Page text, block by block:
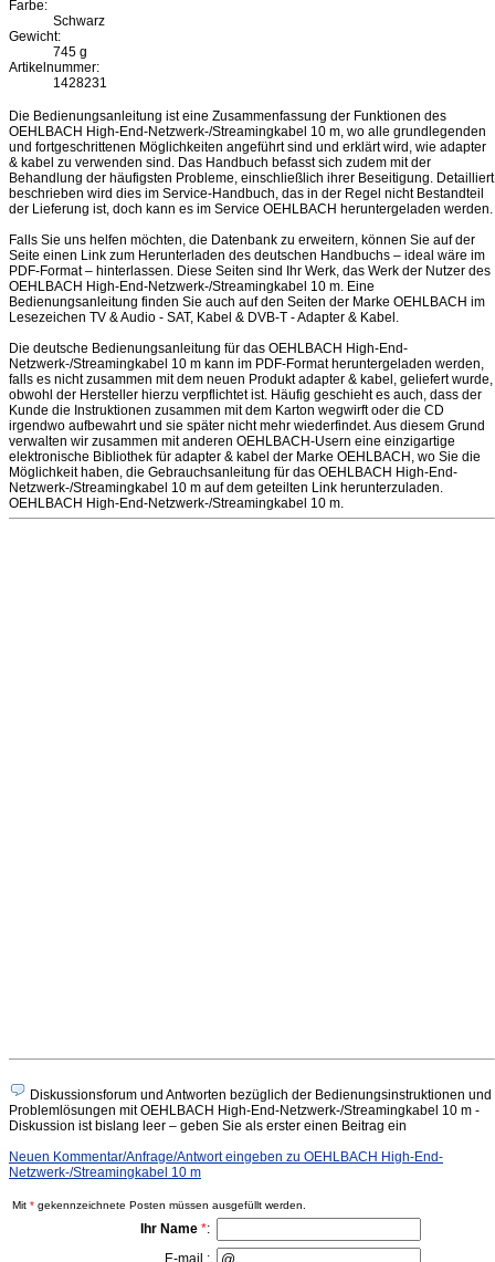
Farbe:
Schwarz
Gewicht:
745 g
Artikelnummer:
1428231
Die Bedienungsanleitung ist eine Zusammenfassung der Funktionen des
OEHLBACH High-End-Netzwerk-/Streamingkabel 10 m, wo alle grundlegenden
und fortgeschrittenen Möglichkeiten angeführt sind und erklärt wird, wie adapter
& kabel zu verwenden sind. Das Handbuch befasst sich zudem mit der
Behandlung der häufigsten Probleme, einschließlich ihrer Beseitigung. Detailliert
beschrieben wird dies im Service-Handbuch, das in der Regel nicht Bestandteil
der Lieferung ist, doch kann es im Service OEHLBACH heruntergeladen werden.
Falls Sie uns helfen möchten, die Datenbank zu erweitern, können Sie auf der
Seite einen Link zum Herunterladen des deutschen Handbuchs – ideal wäre im
PDF-Format – hinterlassen. Diese Seiten sind Ihr Werk, das Werk der Nutzer des
OEHLBACH High-End-Netzwerk-/Streamingkabel 10 m. Eine
Bedienungsanleitung finden Sie auch auf den Seiten der Marke OEHLBACH im
Lesezeichen TV & Audio - SAT, Kabel & DVB-T - Adapter & Kabel.
Die deutsche Bedienungsanleitung für das OEHLBACH High-End-
Netzwerk-/Streamingkabel 10 m kann im PDF-Format heruntergeladen werden,
falls es nicht zusammen mit dem neuen Produkt adapter & kabel, geliefert wurde,
obwohl der Hersteller hierzu verpflichtet ist. Häufig geschieht es auch, dass der
Kunde die Instruktionen zusammen mit dem Karton wegwirft oder die CD
irgendwo aufbewahrt und sie später nicht mehr wiederfindet. Aus diesem Grund
verwalten wir zusammen mit anderen OEHLBACH-Usern eine einzigartige
elektronische Bibliothek für adapter & kabel der Marke OEHLBACH, wo Sie die
Möglichkeit haben, die Gebrauchsanleitung für das OEHLBACH High-End-
Netzwerk-/Streamingkabel 10 m auf dem geteilten Link herunterzuladen.
OEHLBACH High-End-Netzwerk-/Streamingkabel 10 m.
Diskussionsforum und Antworten bezüglich der Bedienungsinstruktionen und
Problemlösungen mit OEHLBACH High-End-Netzwerk-/Streamingkabel 10 m -
Diskussion ist bislang leer – geben Sie als erster einen Beitrag ein
Neuen Kommentar/Anfrage/Antwort eingeben zu OEHLBACH High-End-
Netzwerk-/Streamingkabel 10 m
Mit * gekennzeichnete Posten müssen ausgefüllt werden.
Ihr Name *:
E-mail :